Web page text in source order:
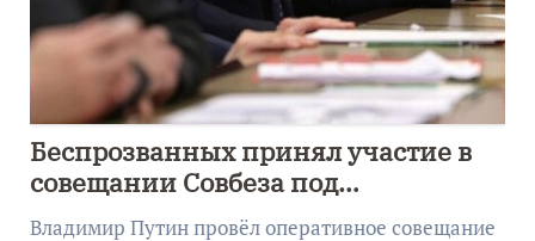
Беспрозванных принял участие в
совещании Совбеза под
руководством Путина
Владимир Путин провёл оперативное совещание